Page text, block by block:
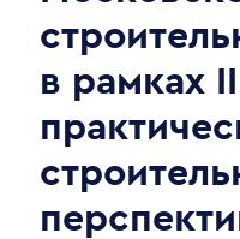
в рамках